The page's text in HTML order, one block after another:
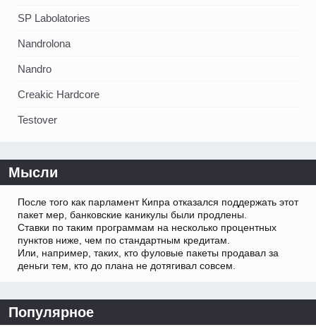
SP Labolatories
Nandrolona
Nandro
Creakic Hardcore
Testover
Мысли
После того как парламент Кипра отказался поддержать этот
пакет мер, банковские каникулы были продлены.
Ставки по таким программам на несколько процентных
пунктов ниже, чем по стандартным кредитам.
Или, например, таких, кто фуловые пакеты продавал за
деньги тем, кто до плана не дотягивал совсем.
Популярное